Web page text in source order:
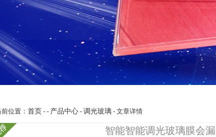
位置： 首页 - - 产品中心 - 调光玻璃 - 文章详情
智能智能调光玻璃膜会